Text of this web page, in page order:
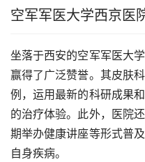
空军军医大学西京医
坐落于西安的空军军医大
赢得了广泛赞誉。其皮肤
例，运用最新的科研成果
的治疗体验。此外，医院
期举办健康讲座等形式普
自身疾病。